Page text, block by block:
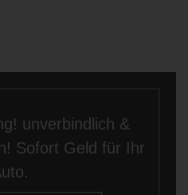
unverbindlich &
Sofort Geld für Ihr